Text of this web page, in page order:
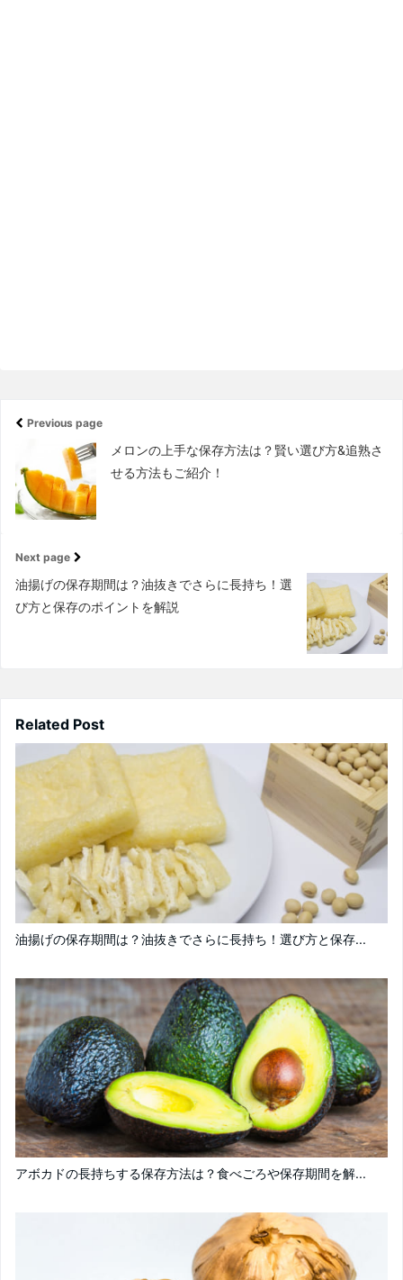
Previous page
メロンの上手な保存方法は？賢い選び方&追熟さ
せる方法もご紹介！
Next page
油揚げの保存期間は？油抜きでさらに長持ち！選
び方と保存のポイントを解説
Related Post
油揚げの保存期間は？油抜きでさらに長持ち！選び方と保存...
アボカドの長持ちする保存方法は？食べごろや保存期間を解...